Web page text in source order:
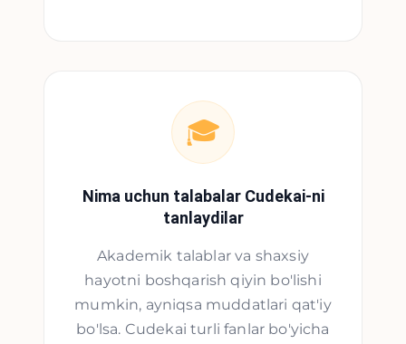
🎓
Nima uchun talabalar Cudekai-ni
tanlaydilar
Akademik talablar va shaxsiy
hayotni boshqarish qiyin bo'lishi
mumkin, ayniqsa muddatlari qat'iy
bo'lsa. Cudekai turli fanlar bo'yicha